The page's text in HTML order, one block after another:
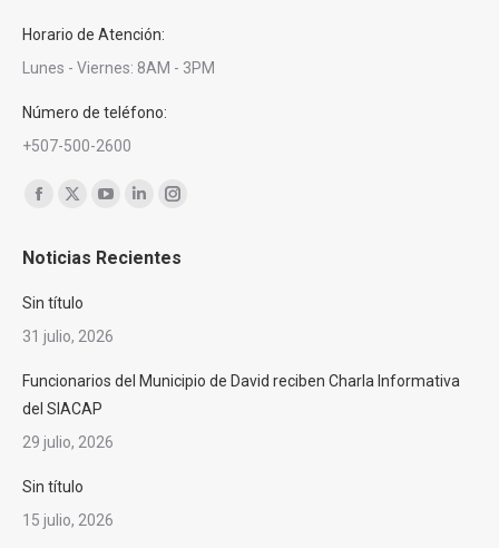
Horario de Atención:
Lunes - Viernes: 8AM - 3PM
Número de teléfono:
+507-500-2600
Encuéntranos en:
opens
in
opens
in
YouTube
opens
Linkedin
opens
Instagram
opens
Noticias Recientes
Sin título
31 julio, 2026
Funcionarios del Municipio de David reciben Charla Informativa
del SIACAP
29 julio, 2026
Sin título
15 julio, 2026